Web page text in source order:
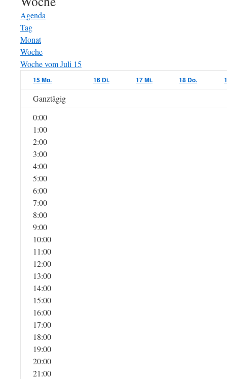
Agenda
Tag
Monat
Woche
Woche vom Juli 15
15Mo. 16 Di. 17Mi. 18 Do.
Ganztägig
0:00
1:00
2:00
3:00
4:00
5:00
6:00
7:00
8:00
9:00
10:00
11:00
12:00
13:00
14:00
15:00
16:00
17:00
18:00
19:00
20:00
21:00